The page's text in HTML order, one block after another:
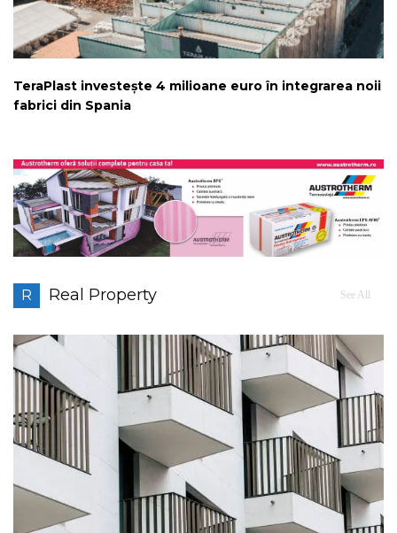
TeraPlast investește 4 milioane euro în integrarea noii
fabrici din Spania
R Real Property See All